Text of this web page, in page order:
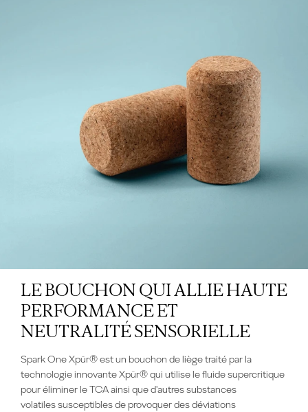
LE BOUCHON QUI ALLIE HAUTE
PERFORMANCE ET
NEUTRALITÉ SENSORIELLE
Spark One Xpür® est un bouchon de liège traité par la
technologie innovante Xpür® qui utilise le fluide supercritique
pour éliminer le TCA ainsi que d'autres substances
volatiles susceptibles de provoquer des déviations